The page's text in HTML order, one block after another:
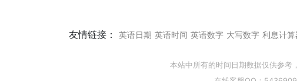
友情链接： 英语日期 英语时间 英语数字 大写数字 利息计算
本站中所有的时间日期数据仅供参考